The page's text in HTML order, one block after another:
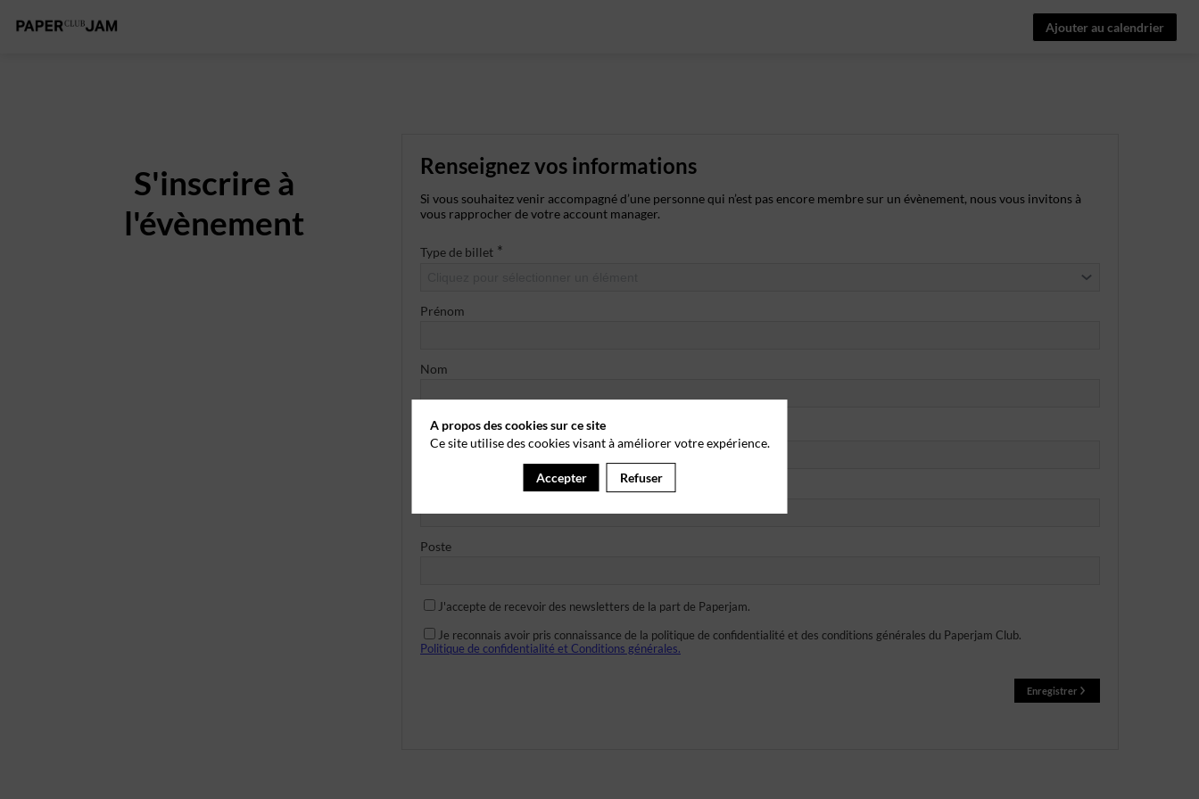
Ajouter au calendrier
S'inscrire à
l'évènement
Renseignez vos informations
Si vous souhaitez venir accompagné d’une personne qui n’est pas encore membre sur un évènement, nous vous invitons à
vous rapprocher de votre account manager.
Type de billet *
Prénom
Nom
Email *
Poste
J'accepte de recevoir des newsletters de la part de Paperjam.
Je reconnais avoir pris connaissance de la politique de confidentialité et des conditions générales du Paperjam Club.
Politique de confidentialité et Conditions générales.
Enregistrer
A propos des cookies sur ce site
Ce site utilise des cookies visant à améliorer votre expérience.
Accepter Refuser